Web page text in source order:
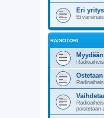
Eri
Ei
RADIOTORI
Myydään
Ostetaan
poistetaan